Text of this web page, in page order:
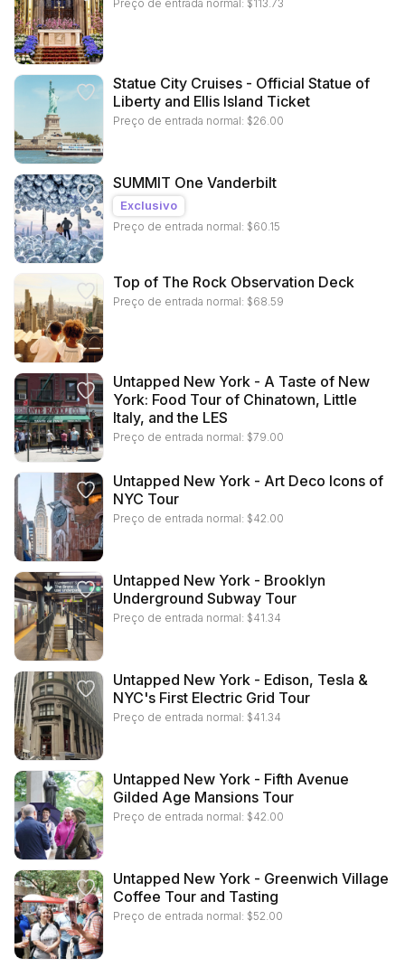
Preço de entrada normal: $113.73
Statue City Cruises - Official Statue of
Liberty and Ellis Island Ticket
Preço de entrada normal: $26.00
SUMMIT One Vanderbilt
Exclusivo
Preço de entrada normal: $60.15
Top of The Rock Observation Deck
Preço de entrada normal: $68.59
Untapped New York - A Taste of New
York: Food Tour of Chinatown, Little
Italy, and the LES
Preço de entrada normal: $79.00
Untapped New York - Art Deco Icons of
NYC Tour
Preço de entrada normal: $42.00
Untapped New York - Brooklyn
Underground Subway Tour
Preço de entrada normal: $41.34
Untapped New York - Edison, Tesla &
NYC's First Electric Grid Tour
Preço de entrada normal: $41.34
Untapped New York - Fifth Avenue
Gilded Age Mansions Tour
Preço de entrada normal: $42.00
Untapped New York - Greenwich Village
Coffee Tour and Tasting
Preço de entrada normal: $52.00